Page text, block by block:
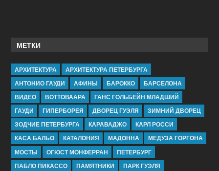
МЕТКИ
АРХИТЕКТУРА
АРХИТЕКТУРА ПЕТЕРБУРГА
АНТОНИО ГАУДИ
АФИНЫ БАРОККО
БАРСЕЛОНА
ВИДЕО
ВОТТОВААРА
ГАНС ГОЛЬБЕЙН МЛАДШИЙ
ГАУДИ
ГИПЕРБОРЕЯ ДВОРЕЦ ГУЭЛЯ
ЗИМНИЙ ДВОРЕЦ
ЗОДЧИЕ ПЕТЕРБУРГА
КАРАВАДЖО
КАРЛ РОССИ
КАСА БАЛЬО
КАТАЛОНИЯ МАДОННА
МЕДУЗА ГОРГОНА
МОСТЫ
ОГЮСТ МОНФЕРРАН
ПЕТЕРБУРГ
ПАБЛО ПИКАССО
ПАМЯТНИКИ ПАРК ГУЭЛЯ